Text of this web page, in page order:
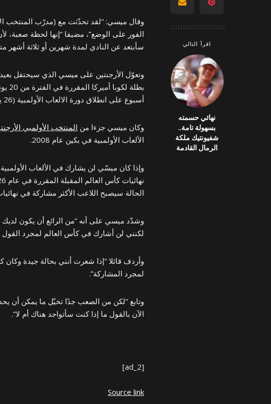
اقرأ التالي
نهائي حسمته
بسهولة تامة..
شفيونتيك ملكة
الرمال القادمة
وقال ميسي: “لقد تحدّثت مع (مدرّب المنتخب
الفور على الوضع”، مضيفا “إنها لحظة صعبة،
سأبتعد عن النادي لمدة شهرين أو ثلاثة أشهر
بطلة لكوبا أميركا المقررة في الفترة من 20 يونيو إلى 14 يوليو في
أسبوع على انطلاق دورة الالعاب الأولمبية (26 يوليو – 11 أغسطس).
وكان ميسي جزءا من المنتخب الأولمبي
الألعاب الأولمبية في بكين عام 2008.
وإذا كان ميسّي لن يشارك في الألعاب
الحالة سيصبح اللاعب الأكثر مشاركة في نهائيات
وشدّد ميسي على أنه “من الرائع أن يكون لديك
لكنني لن أشارك في كأس العالم لمجرد
وأردف قائلا “إذا شعرت أنني بحالة جيدة
لمجرد المشاركة”.
وتابع “لكن من الصعب جدًا تخيّل ما يمكن أن
الآن بالقول ما إذا كنت سأتواجد هناك أم لا”.
[ad_2]
Source link